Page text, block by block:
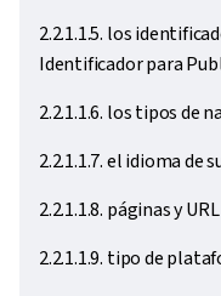
2.2.1.1.5. los
Identificador para
2.2.1.1.6. los tipos de
2.2.1.1.7. el idioma de
2.2.1.1.8. páginas y
2.2.1.1.9. tipo de